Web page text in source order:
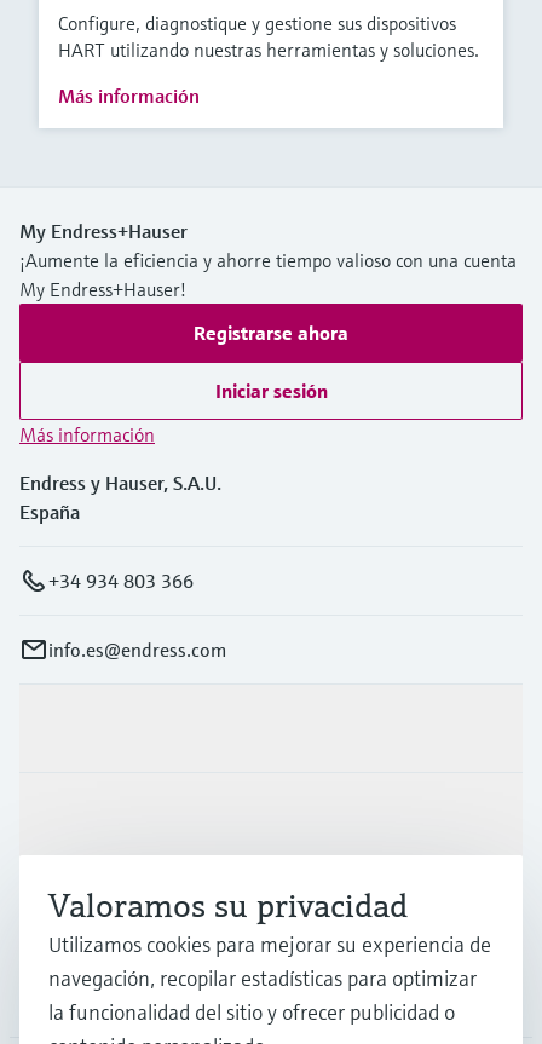
Configure, diagnostique y gestione sus dispositivos
HART utilizando nuestras herramientas y soluciones.
Más información
My Endress+Hauser
¡Aumente la eficiencia y ahorre tiempo valioso con una cuenta
My Endress+Hauser!
Registrarse ahora
Iniciar sesión
Más información
Endress y Hauser, S.A.U.
España
+34 934 803 366
info.es@endress.com
Soporte
Compañía
Valoramos su privacidad
Utilizamos cookies para mejorar su experiencia de
navegación, recopilar estadísticas para optimizar
la funcionalidad del sitio y ofrecer publicidad o